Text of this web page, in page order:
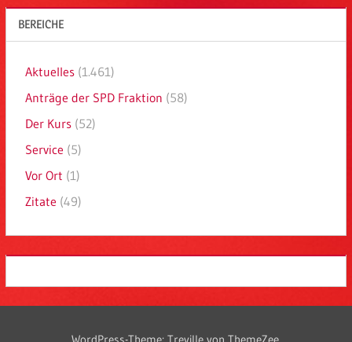
BEREICHE
Aktuelles(1.461)
Anträge der SPD Fraktion (58)
Der Kurs(52)
Service (5)
Vor Ort (1)
Zitate (49)